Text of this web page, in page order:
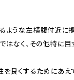
ような左横腹付近に
はなく、その他特に目
良くするためにあえ